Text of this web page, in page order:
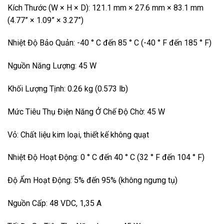
Kích Thước (W × H × D): 121.1 mm × 27.6 mm × 83.1 mm
(4.77” × 1.09” × 3.27”)
Nhiệt Độ Bảo Quản: -40 ° C đến 85 ° C (-40 ° F đến 185 ° F)
Nguồn Năng Lượng: 45 W
Khối Lượng Tịnh: 0.26 kg (0.573 lb)
Mức Tiêu Thụ Điện Năng Ở Chế Độ Chờ: 45 W
Vỏ: Chất liệu kim loại, thiết kế không quạt
Nhiệt Độ Hoạt Động: 0 ° C đến 40 ° C (32 ° F đến 104 ° F)
Độ Ẩm Hoạt Động: 5% đến 95% (không ngưng tụ)
Nguồn Cấp: 48 VDC, 1,35 A